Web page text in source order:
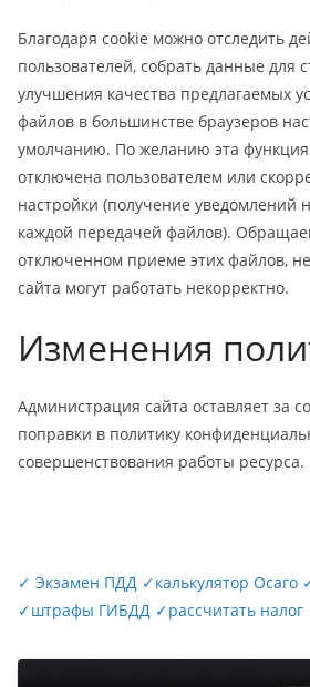
Благодаря cookie можно отследить
пользователей, собрать данные для
улучшения качества предлагаемых
файлов в большинстве браузеров
умолчанию. По желанию эта
отключена пользователем или
настройки (получение уведомлений
каждой передачей файлов).
отключенном приеме этих файлов,
сайта могут работать некорректно.
Изменения
Администрация сайта оставляет за
поправки в политику
совершенствования работы ресурса.
✓ Экзамен ПДД ✓калькулятор Осаго
✓штрафы ГИБДД ✓рассчитать налог